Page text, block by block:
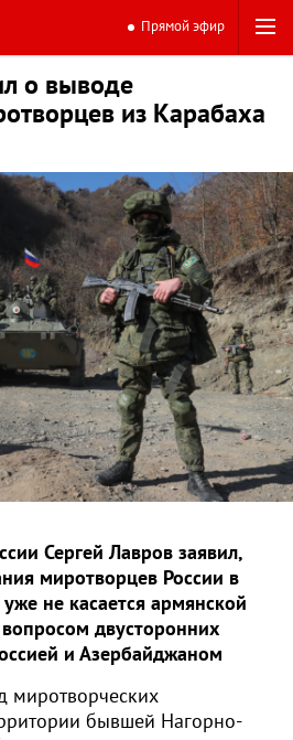
Прямой эфир
о выводе
из Карабаха
Сергей Лавров заявил,
миротворцев России в
не касается армянской
двусторонних
и Азербайджаном
миротворческих
бывшей Нагорно-